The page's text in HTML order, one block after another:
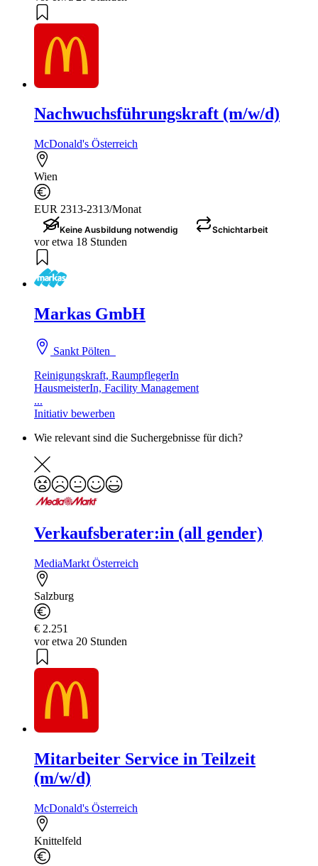
Nachwuchsführungskraft (m/w/d)
McDonald's Österreich
Wien
EUR 2313-2313/Monat
Keine Ausbildung notwendig Schichtarbeit
vor etwa 18 Stunden
Markas GmbH
Sankt Pölten
Reinigungskraft, RaumpflegerIn
HausmeisterIn, Facility Management
...
Initiativ bewerben
Wie relevant sind die Suchergebnisse für dich?
Verkaufsberater:in (all gender)
MediaMarkt Österreich
Salzburg
€ 2.251
vor etwa 20 Stunden
Mitarbeiter Service in Teilzeit
(m/w/d)
McDonald's Österreich
Knittelfeld